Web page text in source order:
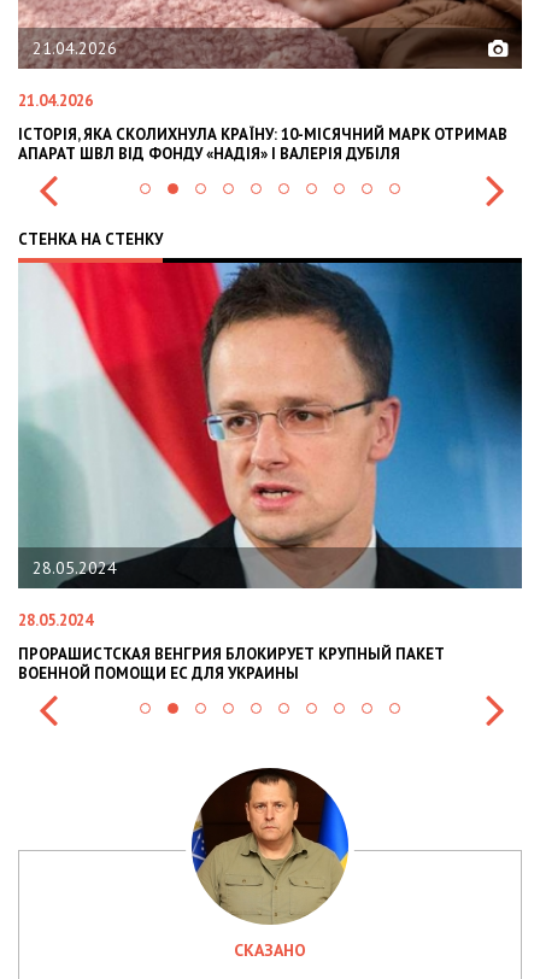
21.04.2026
21.04.2026
ІСТОРІЯ, ЯКА СКОЛИХНУЛА КРАЇНУ: 10-МІСЯЧНИЙ МАРК ОТРИМАВ
АПАРАТ ШВЛ ВІД ФОНДУ «НАДІЯ» І ВАЛЕРІЯ ДУБІЛЯ
СТЕНКА НА СТЕНКУ
28.05.2024
28.05.2024
ПРОРАШИСТСКАЯ ВЕНГРИЯ БЛОКИРУЕТ КРУПНЫЙ ПАКЕТ
ВОЕННОЙ ПОМОЩИ ЕС ДЛЯ УКРАИНЫ
СКАЗАНО